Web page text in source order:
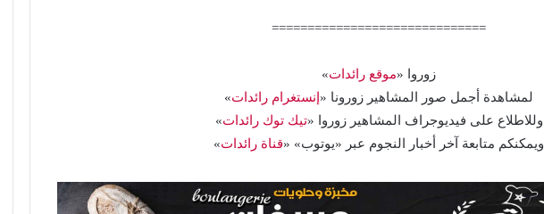
==============================
زوروا «موقع رائدات»
لمشاهدة أجمل صور المشاهير زورونا «إنستغرام رائدات»
وللاطلاع على فيديوجراف المشاهير زوروا «تيك توك رائدات»
ويمكنكم متابعة آخر أخبار النجوم عبر «يوتوب» «قناة رائدات»